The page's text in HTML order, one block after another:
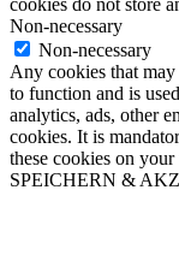
Non-necessary
Non-necessary
Any cookies that
to function and is
analytics, ads, other
cookies. It is
these cookies on your
SPEICHERN &